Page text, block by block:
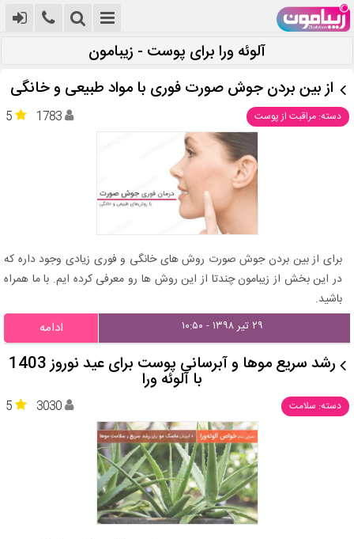
آلوئه ورا برای پوست - زیبامون
از بین بردن جوش صورت فوری با مواد طبیعی و خانگی
دسته: مراقبت از پوست 5 1783
برای از بین بردن جوش صورت روش های خانگی و فوری زیادی وجود داره که
در این بخش از زیبامون چندتا از این روش ها رو معرفی کرده ایم. با ما همراه
باشید.
۲۹ تیر ۱۳۹۸ - ۱۰:۵۰ ادامه
رشد سریع موها و آبرسانی پوست برای عید نوروز 1403
با آلوئه ورا
دسته: سلامت 5 3030